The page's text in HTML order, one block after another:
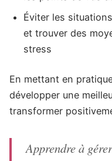
Éviter les
et trouver des
stress
En mettant en
développer une
transformer
Apprendre à